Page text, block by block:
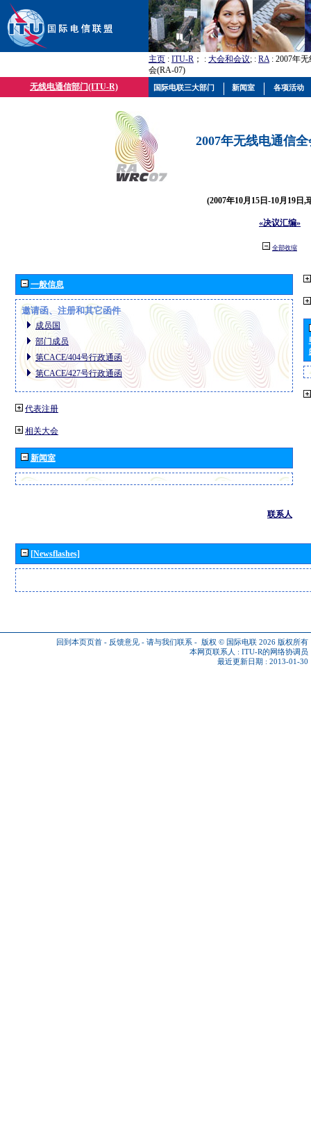
主页 : ITU-R ； : 大会和会议; : RA: 2007年
会(RA-07)
无线电通信部门(ITU-R)
2007年无线电通信
(2007年10月15日-10月19日,
«决议汇编»
全部收缩
一般信息
邀请函、注册和其它函件
成员国
部门成员
第CACE/404号行政通函
第CACE/427号行政通函
代表注册
相关大会
新闻室
联系人
[Newsflashes]
回到本页页首 - 反馈意见 - 请与我们联系 - 版权 © 国际电联 2026 版权所有
本网页联系人 : ITU-R的网络协调员
最近更新日期 : 2013-01-30
国际电联三大部门 新闻室 各项活动